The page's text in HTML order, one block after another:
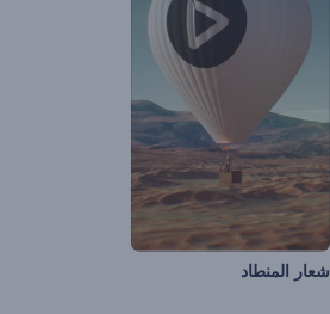
شعار المنطاد